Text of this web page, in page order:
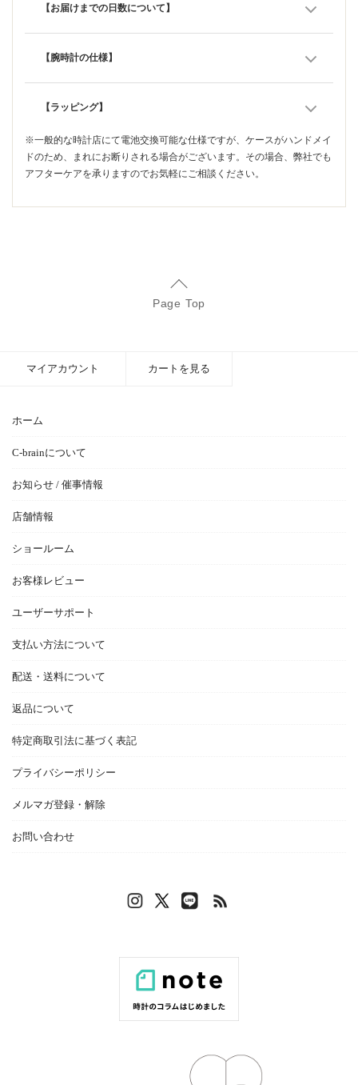
【お届けまでの日数について】
【腕時計の仕様】
【ラッピング】
※一般的な時計店にて電池交換可能な仕様ですが、ケースがハンドメイ
ドのため、まれにお断りされる場合がございます。その場合、弊社でも
アフターケアを承りますのでお気軽にご相談ください。
Page Top
ホーム
C-brainについて
お知らせ / 催事情報
店舗情報
ショールーム
お客様レビュー
ユーザーサポート
支払い方法について
配送・送料について
返品について
特定商取引法に基づく表記
プライバシーポリシー
メルマガ登録・解除
お問い合わせ
マイアカウント カートを見る